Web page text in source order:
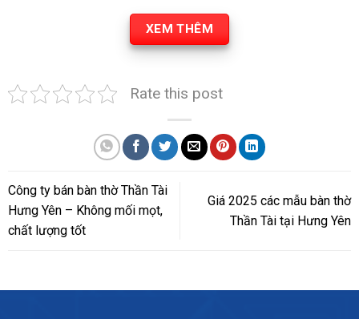
XEM THÊM
Rate this post
Công ty bán bàn thờ Thần Tài
Hưng Yên – Không mối mọt,
chất lượng tốt
Giá 2025 các mẫu bàn thờ
Thần Tài tại Hưng Yên